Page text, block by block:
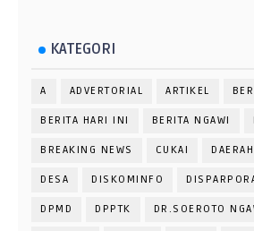
KATEGORI
A ADVERTORIAL ARTIKEL
BERITA HARI INI BERITA NGAWI
BREAKING NEWS CUKAI DAERAH
DESA DISKOMINFO
DPMD DPPTK DR.SOEROTO